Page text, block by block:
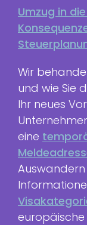
Umzug in
Wir
und wie Sie
Ihr neues
eine
europäische